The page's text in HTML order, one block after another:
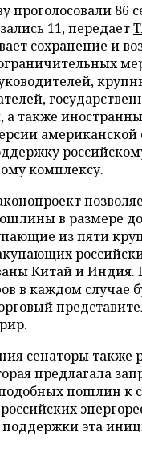
проголосовали 86
11, передает
сохранение и
а также
американской
комплексу.
в размере до
из пяти
Китай и Индия.
в каждом случае
сенаторы также
предлагала
пошлин к
эта